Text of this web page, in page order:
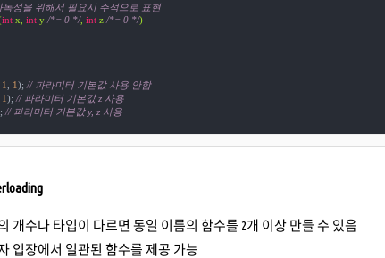
독성을 위해서 필요시 주석으로 표현
int x, int y /*= 0 */, int z /*= 0 */)
1 1); // 파라미터 기본값 사용 안함
1); // 파라미터 기본값 z 사용
// 파라미터 기본값 y, z 사용
개수나 타입이 다르면 동일 이름의 함수를 2개 이상 만들 수 있음
입장에서 일관된 함수를 제공 가능